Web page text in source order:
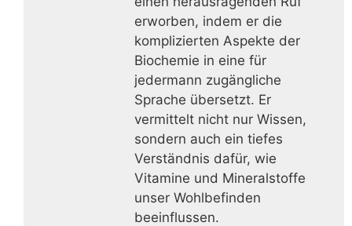
erworben, indem er die
komplizierten Aspekte der
Biochemie in eine für
jedermann zugängliche
Sprache übersetzt. Er
vermittelt nicht nur Wissen,
sondern auch ein tiefes
Verständnis dafür, wie
Vitamine und Mineralstoffe
unser Wohlbefinden
beeinflussen.